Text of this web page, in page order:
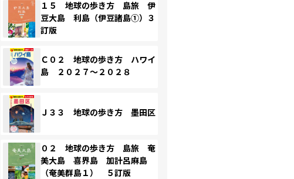
１５ 地球の歩き方 島旅 伊
豆大島 利島（伊豆諸島①）３
訂版
Ｃ０２ 地球の歩き方 ハワイ
島 ２０２７～２０２８
Ｊ３３ 地球の歩き方 墨田区
０２ 地球の歩き方 島旅 奄
美大島 喜界島 加計呂麻島
（奄美群島１） ５訂版